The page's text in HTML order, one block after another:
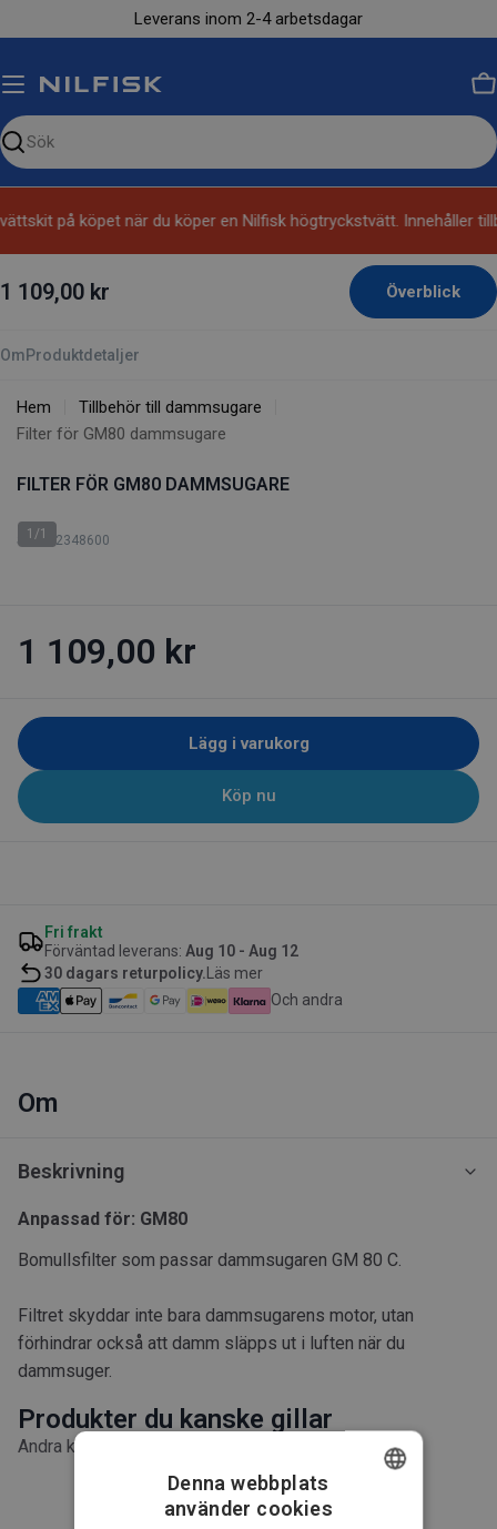
till
Leverans inom 2-4 arbetsdagar
Sök
på köpet när du köper en Nilfisk högtryckstvätt. Innehåller
1 109,00 kr Överblick
Om Produktdetaljer
Hem
Tillbehör till dammsugare
Filter för GM80 dammsugare
FILTER FÖR GM80 DAMMSUGARE
SKU: 62348600
1/1
1 109,00 kr
Lägg i varukorg
Köp nu
Fri frakt
Förväntad leverans: Aug 10 - Aug 12
30 dagars returpolicy.Läs mer
Och andra
Om
Beskrivning
Anpassad för: GM80
Bomullsfilter som passar dammsugaren GM 80 C.
Filtret skyddar inte bara dammsugarens motor, utan
förhindrar också att damm släpps ut i luften när du
dammsuger.
Produkter du kanske gillar
Andra köpte även
DANISH
Denna webbplats
använder cookies